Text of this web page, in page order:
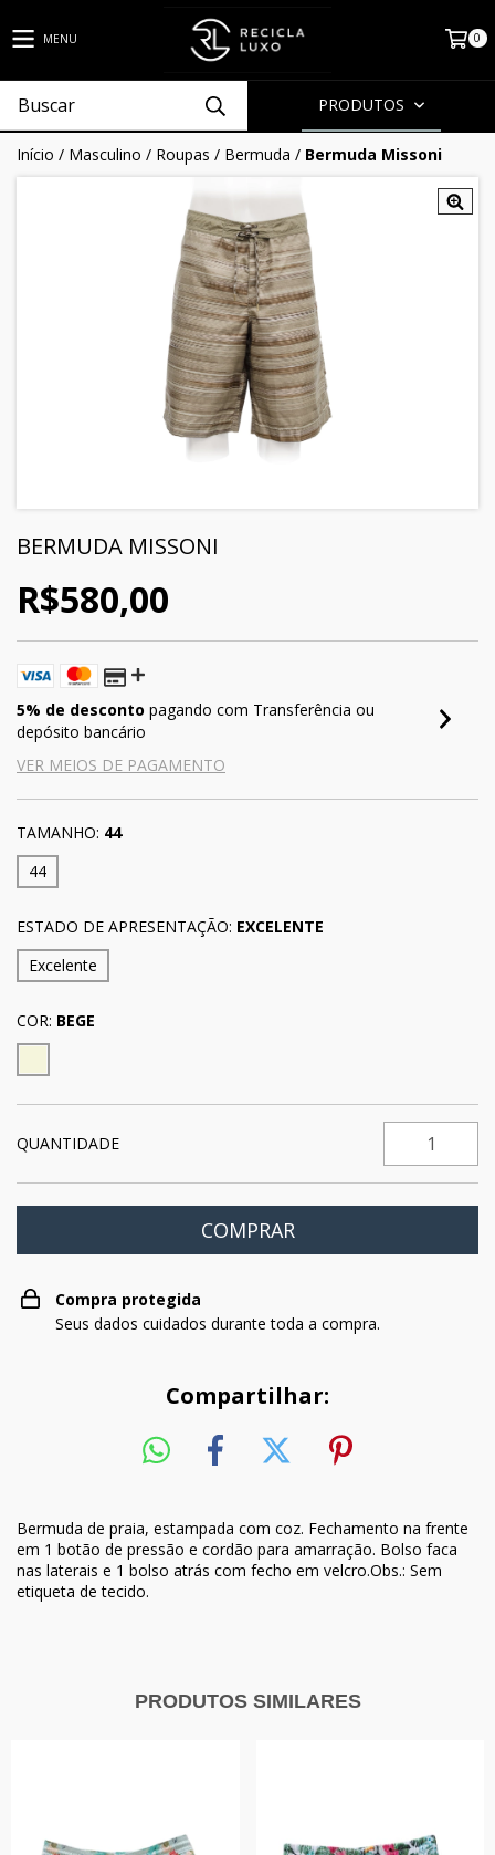
MENU 0
PRODUTOS
Início / Masculino / Roupas / Bermuda / Bermuda Missoni
BERMUDA MISSONI
R$580,00
5% de desconto pagando com Transferência ou
depósito bancário
VER MEIOS DE PAGAMENTO
TAMANHO: 44
44
ESTADO DE APRESENTAÇÃO: EXCELENTE
Excelente
COR: BEGE
QUANTIDADE
Compra protegida
Seus dados cuidados durante toda a compra.
Compartilhar:
Bermuda de praia, estampada com coz. Fechamento na frente
em 1 botão de pressão e cordão para amarração. Bolso faca
nas laterais e 1 bolso atrás com fecho em velcro.Obs.: Sem
etiqueta de tecido.
PRODUTOS SIMILARES